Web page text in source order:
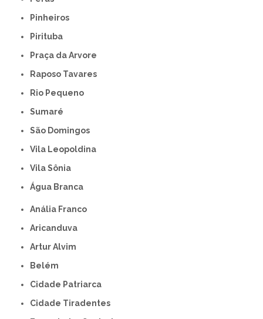
Pinheiros
Pirituba
Praça da Arvore
Raposo Tavares
Rio Pequeno
Sumaré
São Domingos
Vila Leopoldina
Vila Sônia
Água Branca
Anália Franco
Aricanduva
Artur Alvim
Belém
Cidade Patriarca
Cidade Tiradentes